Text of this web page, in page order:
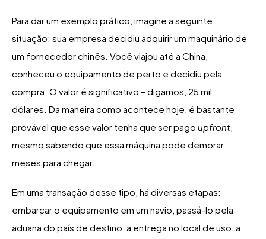
Para dar um exemplo prático, imagine a seguinte
situação: sua empresa decidiu adquirir um maquinário de
um fornecedor chinês. Você viajou até a China,
conheceu o equipamento de perto e decidiu pela
compra. O valor é significativo – digamos, 25 mil
dólares. Da maneira como acontece hoje, é bastante
provável que esse valor tenha que ser pago upfront,
mesmo sabendo que essa máquina pode demorar
meses para chegar.
Em uma transação desse tipo, há diversas etapas:
embarcar o equipamento em um navio, passá-lo pela
aduana do país de destino, a entrega no local de uso, a